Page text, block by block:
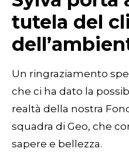
tutela del
Un ringraziamento
che ci ha dato la
realtà della nostra
squadra di Geo, che
sapere e bellezza.